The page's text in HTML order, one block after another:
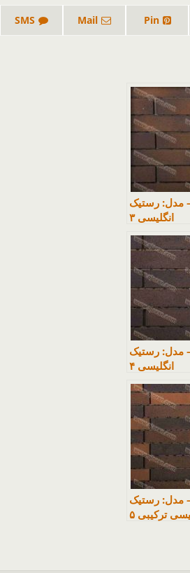
Pin
Mail
SMS
مدل: رستیک
انگلیسی ۳
مدل: رستیک
انگلیسی ۴
مدل: رستیک
ترکیبی ۵